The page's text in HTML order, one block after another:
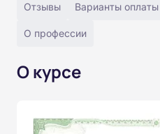
Отзывы Варианты оплаты
О профессии
О курсе